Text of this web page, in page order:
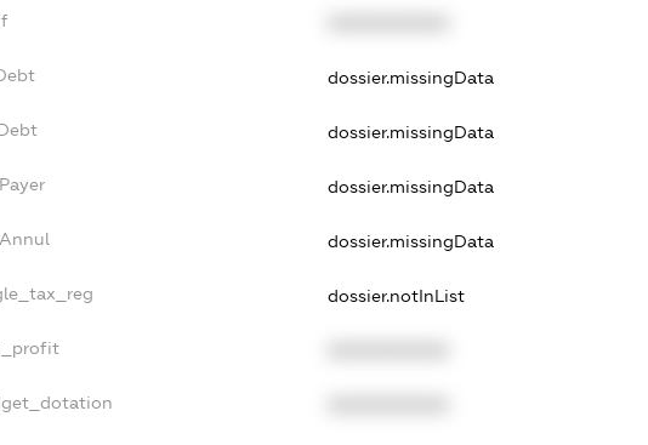
dossier.missingData
dossier.missingData
dossier.missingData
dossier.missingData
dossier.notInList